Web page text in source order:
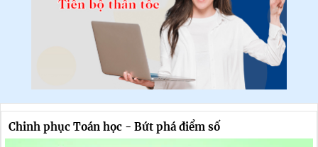
Chinh phục Toán học - Bứt phá điểm số